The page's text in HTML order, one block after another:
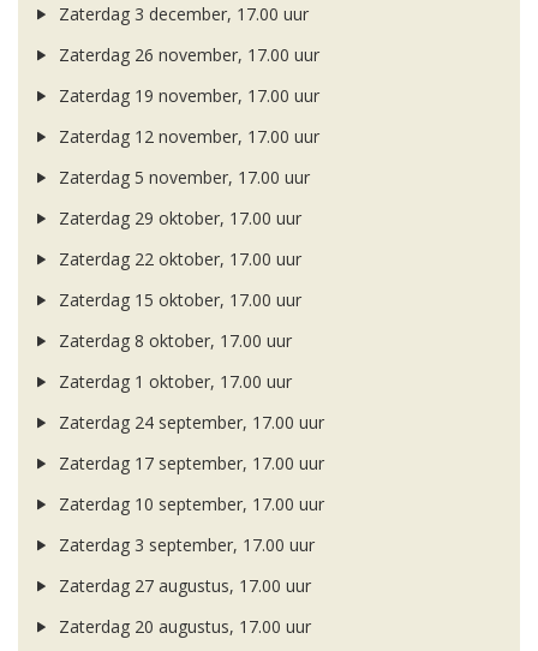
Zaterdag 3 december, 17.00 uur
Zaterdag 26 november, 17.00 uur
Zaterdag 19 november, 17.00 uur
Zaterdag 12 november, 17.00 uur
Zaterdag 5 november, 17.00 uur
Zaterdag 29 oktober, 17.00 uur
Zaterdag 22 oktober, 17.00 uur
Zaterdag 15 oktober, 17.00 uur
Zaterdag 8 oktober, 17.00 uur
Zaterdag 1 oktober, 17.00 uur
Zaterdag 24 september, 17.00 uur
Zaterdag 17 september, 17.00 uur
Zaterdag 10 september, 17.00 uur
Zaterdag 3 september, 17.00 uur
Zaterdag 27 augustus, 17.00 uur
Zaterdag 20 augustus, 17.00 uur